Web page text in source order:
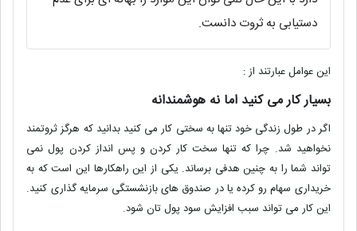
دستیابی به ثروت دانست.
این عوامل عبارتند از :
بسیار کار می کنید اما نه هوشمندانه
اگر در طول زندگی خود تنها به سختی کار می کنید بدانید که هرگز ثروتمند
نخواهید شد. چرا که تنها سخت کار کردن و پس انداز کردن پول نمی
تواند شما را به چنین هدفی برساند. یکی از این راهکارها این است که به
خریداری سهام رو کرده یا در صندوق های بازنشستگی سرمایه گذاری کنید.
این کار می تواند سبب افزایش سود پول تان شود.